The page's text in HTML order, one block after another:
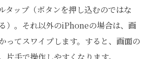
タップ（ボタンを押し込むのではな
）。それ以外のiPhoneの場合は、画
ってスワイプします。すると、画面の